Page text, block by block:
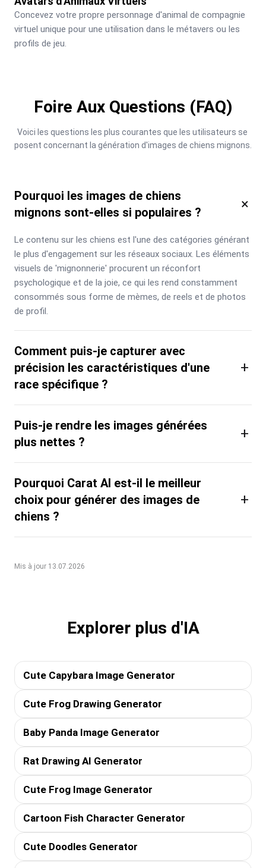
Concevez votre propre personnage d'animal de compagnie
virtuel unique pour une utilisation dans le métavers ou les
profils de jeu.
Foire Aux Questions (FAQ)
Voici les questions les plus courantes que les utilisateurs se
posent concernant la génération d'images de chiens mignons.
Pourquoi les images de chiens
mignons sont-elles si populaires ?
×
Le contenu sur les chiens est l'une des catégories générant
le plus d'engagement sur les réseaux sociaux. Les éléments
visuels de 'mignonnerie' procurent un réconfort
psychologique et de la joie, ce qui les rend constamment
consommés sous forme de mèmes, de reels et de photos
de profil.
Comment puis-je capturer avec
précision les caractéristiques d'une
race spécifique ?
+
Puis-je rendre les images générées
plus nettes ?
+
Pourquoi Carat AI est-il le meilleur
choix pour générer des images de
chiens ?
+
Mis à jour 13.07.2026
Explorer plus d'IA
Cute Capybara Image Generator
Cute Frog Drawing Generator
Baby Panda Image Generator
Rat Drawing AI Generator
Cute Frog Image Generator
Cartoon Fish Character Generator
Cute Doodles Generator